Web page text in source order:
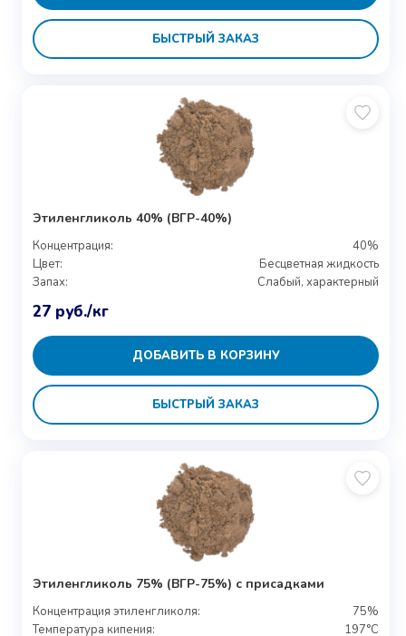
БЫСТРЫЙ ЗАКАЗ
Этиленгликоль 40% (ВГР-40%)
Концентрация:
40%
Цвет:
Бесцветная жидкость
Запах:
Слабый, характерный
27 руб./кг
ДОБАВИТЬ В КОРЗИНУ
БЫСТРЫЙ ЗАКАЗ
Этиленгликоль 75% (ВГР-75%) с присадками
Концентрация этиленгликоля:
75%
Температура кипения:
197°C